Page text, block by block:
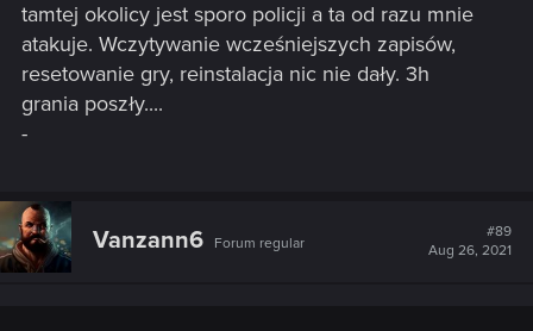
tamtej okolicy jest sporo policji a ta od razu mnie
atakuje. Wczytywanie wcześniejszych zapisów,
resetowanie gry, reinstalacja nic nie dały. 3h
grania poszły....
-
Vanzann6 Forum regular
#89
Aug 26, 2021